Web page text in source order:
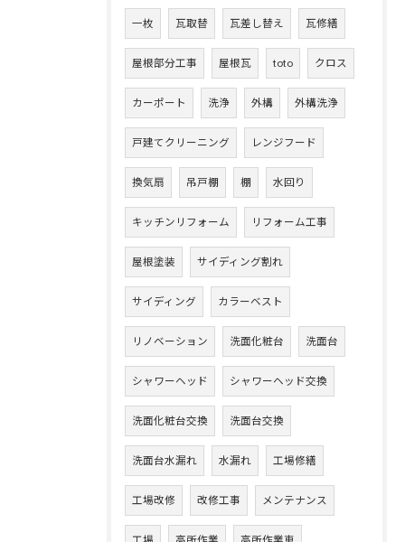
一枚 瓦取替 瓦差し替え 瓦修繕
屋根部分工事 屋根瓦 toto クロス
カーポート 洗浄 外構 外構洗浄
戸建てクリーニング レンジフード
換気扇 吊戸棚 棚 水回り
キッチンリフォーム リフォーム工事
屋根塗装 サイディング割れ
サイディング カラーベスト
リノベーション 洗面化粧台 洗面台
シャワーヘッド シャワーヘッド交換
洗面化粧台交換 洗面台交換
洗面台水漏れ 水漏れ 工場修繕
工場改修 改修工事 メンテナンス